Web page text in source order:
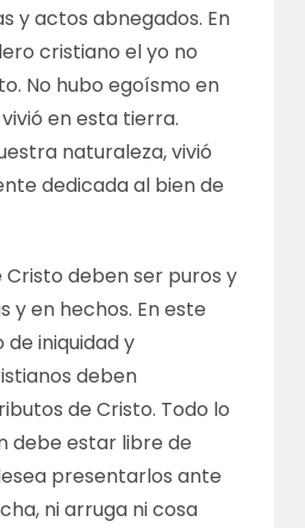
y actos abnegados. En
cristiano el yo no
No hubo egoísmo en
en esta tierra.
naturaleza, vivió
dedicada al bien de
Cristo deben ser puros y
y en hechos. En este
de iniquidad y
deben
de Cristo. Todo lo
debe estar libre de
presentarlos ante
ni arruga ni cosa